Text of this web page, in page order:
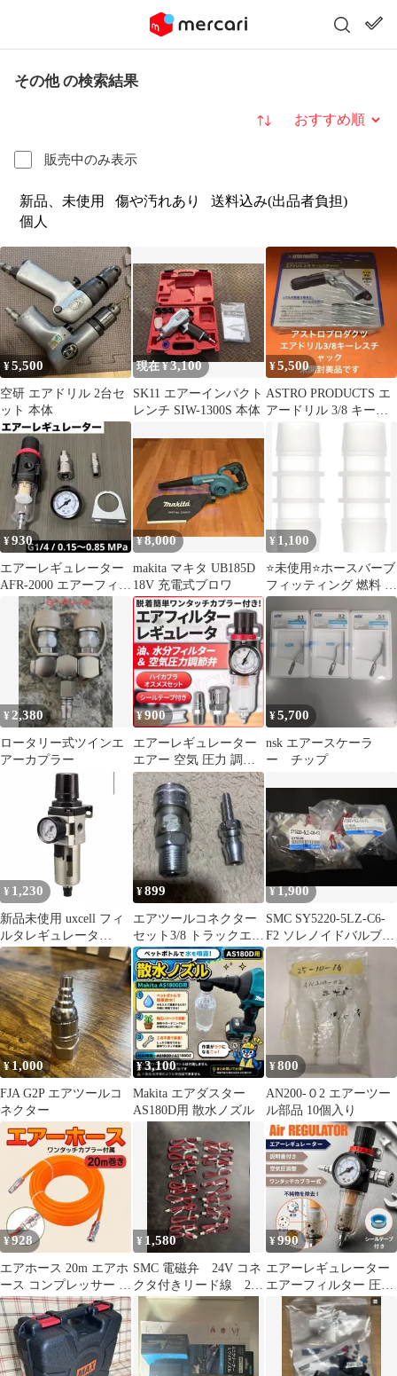
その他 の検索結果
販売中のみ表示
並び替え
新品、未使用 傷や汚れあり
送料込み(出品者負担)
個人
¥5,500
空研 エアドリル 2台セ
ット 本体
現在 ¥3,100
SK11 エアーインパクト
レンチ SIW-1300S 本体
¥5,500
ASTRO PRODUCTS エ
アードリル 3/8 キーレ
スチャック
¥930
エアーレギュレーター
AFR-2000 エアーフィル
ター 圧力計 減圧 水分
除去
¥8,000
makita マキタ UB185D
18V 充電式ブロワ
¥ 1,100
⭐️未使用⭐️ホースバーブ
フィッティング 燃料 ガ
ス 液体 エアホース 修
理
¥2,380
ロータリー式ツインエ
アーカプラー
¥900
エアーレギュレーター
エアー 空気 圧力 調整
水 油 チリ 除去 フィル
ター
¥5,700
nsk エアースケーラ
ー チップ
¥ 1,230
新品未使用 uxcell フィ
ルタレギュレータ
AW3000-03
¥899
エアツールコネクター
セット3/8 トラックエア
ーチャック
¥1,900
SMC SY5220-5LZ-C6-
F2 ソレノイドバルブ
2点
¥1,000
FJA G2P エアツールコ
ネクター
¥3,100
Makita エアダスター
AS180D用 散水ノズル
¥800
AN200-０2 エアーツー
ル部品 10個入り
¥928
エアホース 20m エアホ
ース コンプレッサー エ
アツール用 業務用
¥ 1,580
SMC 電磁弁 24V コネ
クタ付きリード線 24
¥990
エアーレギュレーター
エアーフィルター 圧力
調整 水 油 除去 圧力計
減圧